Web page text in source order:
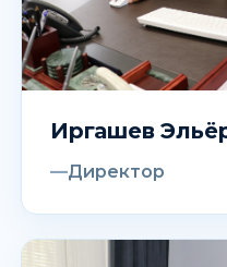
Иргашев
Директор